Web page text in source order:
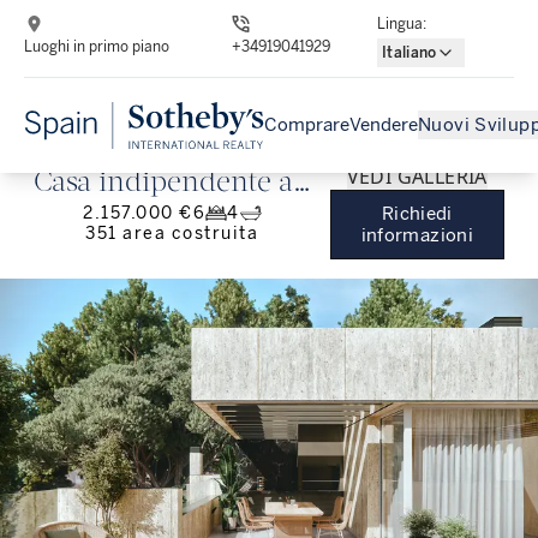
Luoghi in primo piano +34919041929
Lingua:
Italiano
ComprareVendereNuovi
Casa indipendente ad
Arturo Soria
2.157.000 €6
4
351 area costruita
VEDI GALLERIA
Richiedi
informazioni